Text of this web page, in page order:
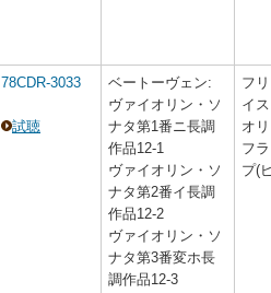
78CDR-3033
試聴
ベートーヴェン:
ヴァイオリン・ソ
ナタ第1番ニ長調
作品12-1
ヴァイオリン・ソ
ナタ第2番イ長調
作品12-2
ヴァイオリン・ソ
ナタ第3番変ホ長
調作品12-3
フ
イ
オ
フ
プ(